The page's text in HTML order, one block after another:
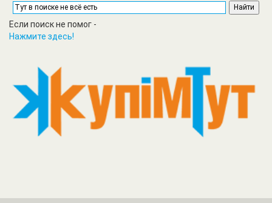
Если поиск не помог -
Нажмите здесь!